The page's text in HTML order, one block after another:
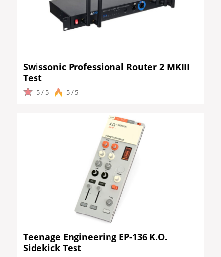
Swissonic Professional Router 2 MKIII
Test
5 / 5 5 / 5
Teenage Engineering EP-136 K.O.
Sidekick Test